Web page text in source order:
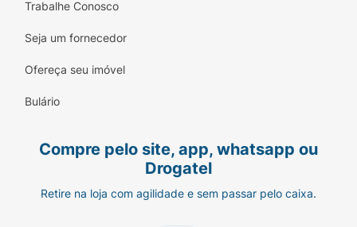
Trabalhe Conosco
Seja um fornecedor
Ofereça seu imóvel
Bulário
Compre pelo site, app, whatsapp ou
Drogatel
Retire na loja com agilidade e sem passar pelo caixa.